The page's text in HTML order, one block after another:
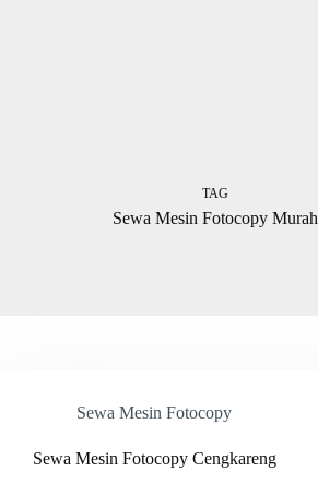
TAG
Sewa Mesin Fotocopy Murah
Sewa Mesin Fotocopy
Sewa Mesin Fotocopy Cengkareng